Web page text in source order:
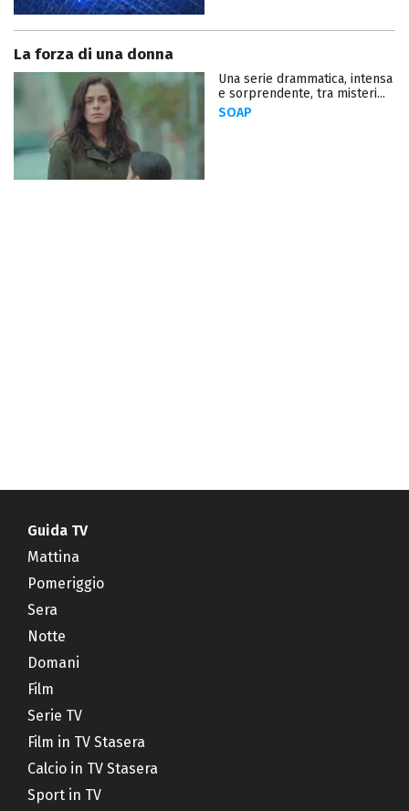
La forza di una donna
Una serie drammatica, intensa
e sorprendente, tra misteri...
SOAP
Guida TV
Mattina
Pomeriggio
Sera
Notte
Domani
Film
Serie TV
Film in TV Stasera
Calcio in TV Stasera
Sport in TV